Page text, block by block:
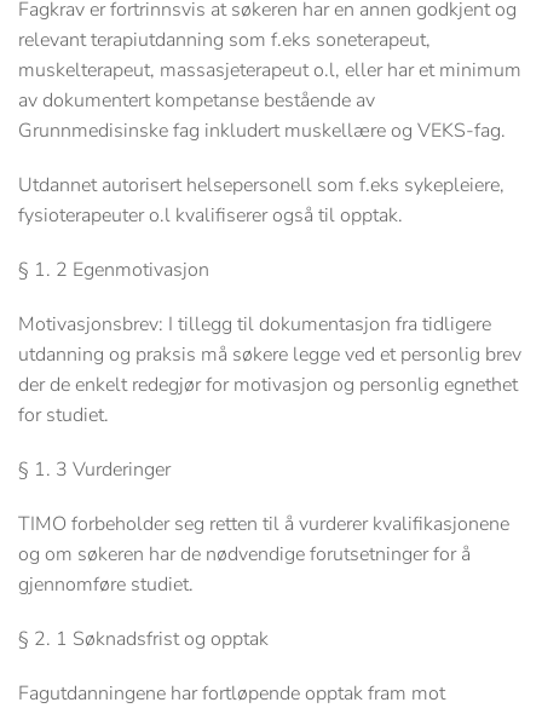
Fagkrav er fortrinnsvis at søkeren har en annen godkjent og
relevant terapiutdanning som f.eks soneterapeut,
muskelterapeut, massasjeterapeut o.l, eller har et minimum
av dokumentert kompetanse bestående av
Grunnmedisinske fag inkludert muskellære og VEKS-fag.
Utdannet autorisert helsepersonell som f.eks sykepleiere,
fysioterapeuter o.l kvalifiserer også til opptak.
§ 1. 2 Egenmotivasjon
Motivasjonsbrev: I tillegg til dokumentasjon fra tidligere
utdanning og praksis må søkere legge ved et personlig brev
der de enkelt redegjør for motivasjon og personlig egnethet
for studiet.
§ 1. 3 Vurderinger
TIMO forbeholder seg retten til å vurderer kvalifikasjonene
og om søkeren har de nødvendige forutsetninger for å
gjennomføre studiet.
§ 2. 1 Søknadsfrist og opptak
Fagutdanningene har fortløpende opptak fram mot